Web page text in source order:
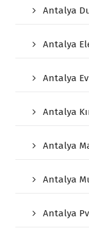
Antalya
Antalya
Antalya
Antalya
Antalya
Antalya
Antalya